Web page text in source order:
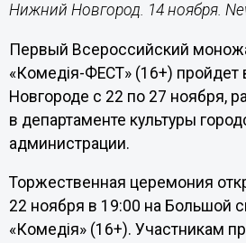
Нижний Новгород. 14 ноября.
Первый Всероссийский
«Комедiя-ФЕСТ» (16+)
Новгороде с 22 по 27 ноября,
в департаменте культуры
администрации.
Торжественная церемония
22 ноября в 19:00 на Большой
«Комедiя» (16+). Участникам